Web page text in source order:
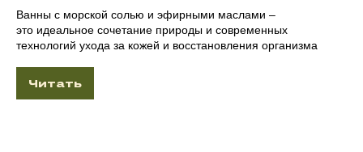
Ванны с морской солью и эфирными маслами –
это идеальное сочетание природы и современных
технологий ухода за кожей и восстановления организма
Читать